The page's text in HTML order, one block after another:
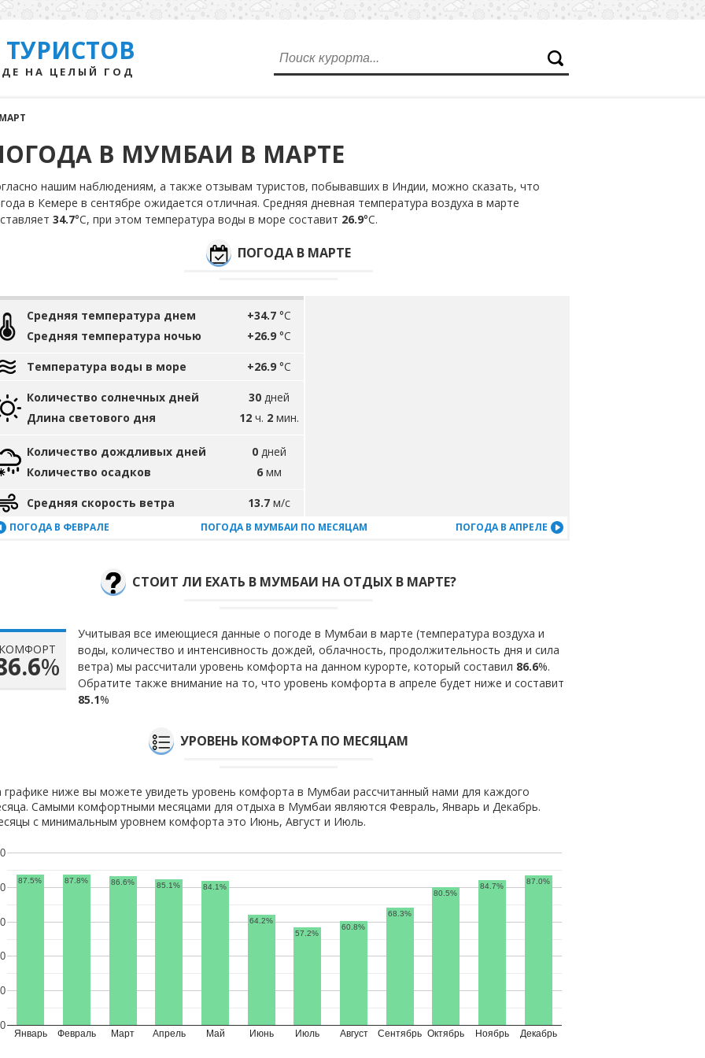
НА ЦЕЛЫЙ ГОД
МАРТ
В МУМБАИ В МАРТЕ
нашим наблюдениям, а также отзывам туристов, побывавших в Индии, можно сказать, что
в Кемере в сентябре ожидается отличная. Средняя дневная температура воздуха в марте
34.7°С, при этом температура воды в море составит 26.9°С.
ПОГОДА В МАРТЕ
Средняя температура днем
Средняя температура ночью
+34.7 °C
+26.9 °C
Температура воды в море +26.9 °C
Количество солнечных дней
Длина светового дня
30 дней
12 ч. 2 мин.
Количество дождливых дней
Количество осадков
0 дней
6 мм
Средняя скорость ветра 13.7 м/с
ПОГОДА В ФЕВРАЛЕ ПОГОДА В МУМБАИ ПО МЕСЯЦАМ ПОГОДА В АПРЕЛЕ
СТОИТ ЛИ ЕХАТЬ В МУМБАИ НА ОТДЫХ В МАРТЕ?
КОМФОРТ
%
Учитывая все имеющиеся данные о погоде в Мумбаи в марте (температура воздуха и
воды, количество и интенсивность дождей, облачность, продолжительность дня и сила
ветра) мы рассчитали уровень комфорта на данном курорте, который составил 86.6%.
Обратите также внимание на то, что уровень комфорта в апреле будет ниже и составит
85.1%
УРОВЕНЬ КОМФОРТА ПО МЕСЯЦАМ
графике ниже вы можете увидеть уровень комфорта в Мумбаи рассчитанный нами для каждого
Самыми комфортными месяцами для отдыха в Мумбаи являются Февраль, Январь и Декабрь.
с минимальным уровнем комфорта это Июнь, Август и Июль.
Январь Февраль Март Апрель Май Июнь Июль Август Сентябрь Октябрь Ноябрь Декабрь
0
87.5% 87.8% 86.6% 85.1% 84.1%
64.2%
57.2%
60.8%
68.3%
80.5%
84.7%
87.0%